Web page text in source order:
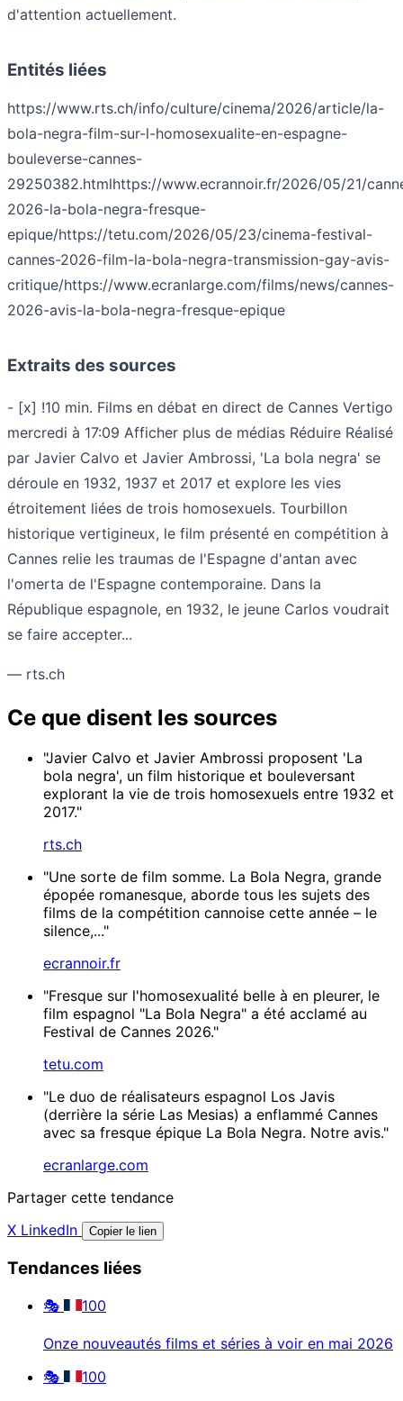
d'attention actuellement.
Entités liées
https://www.rts.ch/info/culture/cinema/2026/article/la-
bola-negra-film-sur-l-homosexualite-en-espagne-
bouleverse-cannes-
29250382.htmlhttps://www.ecrannoir.fr/2026/05/21/
2026-la-bola-negra-fresque-
epique/https://tetu.com/2026/05/23/cinema-festival-
cannes-2026-film-la-bola-negra-transmission-gay-avis-
critique/https://www.ecranlarge.com/films/news/cannes-
2026-avis-la-bola-negra-fresque-epique
Extraits des sources
- [x] !10 min. Films en débat en direct de Cannes Vertigo
mercredi à 17:09 Afficher plus de médias Réduire Réalisé
par Javier Calvo et Javier Ambrossi, 'La bola negra' se
déroule en 1932, 1937 et 2017 et explore les vies
étroitement liées de trois homosexuels. Tourbillon
historique vertigineux, le film présenté en compétition à
Cannes relie les traumas de l'Espagne d'antan avec
l'omerta de l'Espagne contemporaine. Dans la
République espagnole, en 1932, le jeune Carlos voudrait
se faire accepter...
— rts.ch
Ce que disent les sources
"Javier Calvo et Javier Ambrossi proposent 'La
bola negra', un film historique et bouleversant
explorant la vie de trois homosexuels entre 1932 et
2017."
rts.ch
"Une sorte de film somme. La Bola Negra, grande
épopée romanesque, aborde tous les sujets des
films de la compétition cannoise cette année – le
silence,..."
ecrannoir.fr
"Fresque sur l'homosexualité belle à en pleurer, le
film espagnol "La Bola Negra" a été acclamé au
Festival de Cannes 2026."
tetu.com
"Le duo de réalisateurs espagnol Los Javis
(derrière la série Las Mesias) a enflammé Cannes
avec sa fresque épique La Bola Negra. Notre avis."
ecranlarge.com
Partager cette tendance
X LinkedIn Copier le lien
Tendances liées
🎭 100
Onze nouveautés films et séries à voir en mai 2026
🎭
100